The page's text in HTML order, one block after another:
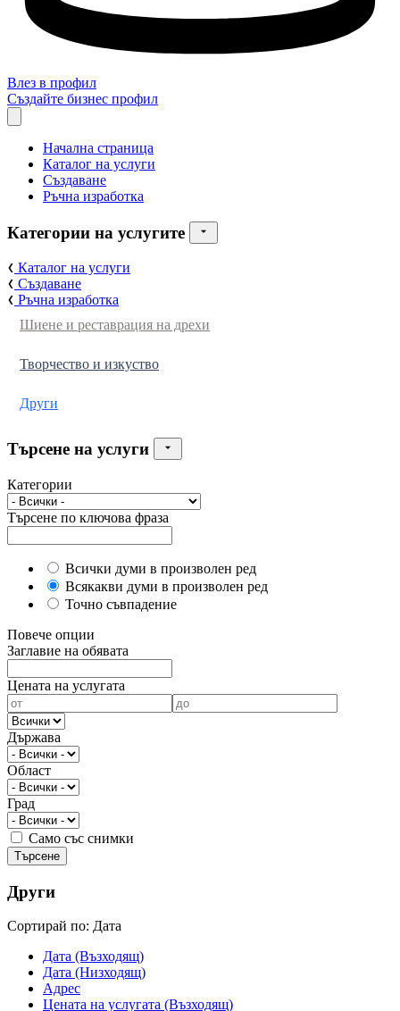
Влез в профил
Създайте бизнес профил
Начална страница
Каталог на услуги
Създаване
Ръчна изработка
Категории на услугите
Каталог на услуги
Създаване
Ръчна изработка
Шиене и реставрация на дрехи
Творчество и изкуство
Други
Търсене на услуги
Категории
Търсене по ключова фраза
Всички думи в произволен ред
Всякакви думи в произволен ред
Точно съвпадение
Повече опции
Заглавие на обявата
Цената на услугата
Държава
Област
Град
Само със снимки
Други
Cортирай по: Дата
Дата (Възходящ)
Дата (Низходящ)
Адрес
Цената на услугата (Възходящ)